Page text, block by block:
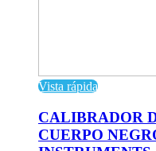
Vista rápida
CALIBRADOR
CUERPO